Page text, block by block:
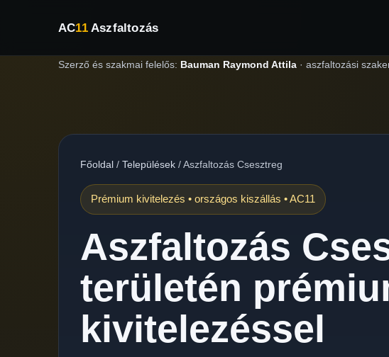
AC11Aszfaltozás
Szerző és szakmai felelős: Bauman Raymond Attila · aszfaltozási
Főoldal / Települések /Aszfaltozás Csesztreg
Prémium kivitelezés • országos kiszállás • AC11
Aszfaltozás
területén
kivitelezéssel